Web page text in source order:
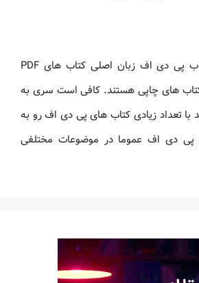
دانلود 10 میلیون کتاب پی دی اف زبان اصلی کتاب های PDF
های چاپی هستند. کافی است سری به
با تعداد زیادی کتاب های پی دی اف رو به
دی اف عموما در موضوعات مختلفی